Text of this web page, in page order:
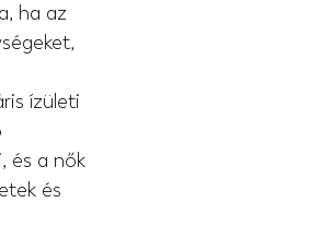
ha az
ízületi
és a nők
és